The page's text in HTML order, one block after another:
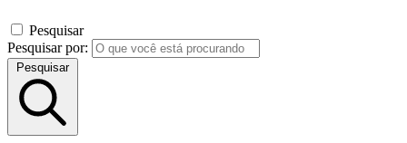
Pesquisar
Pesquisar por:
Pesquisar